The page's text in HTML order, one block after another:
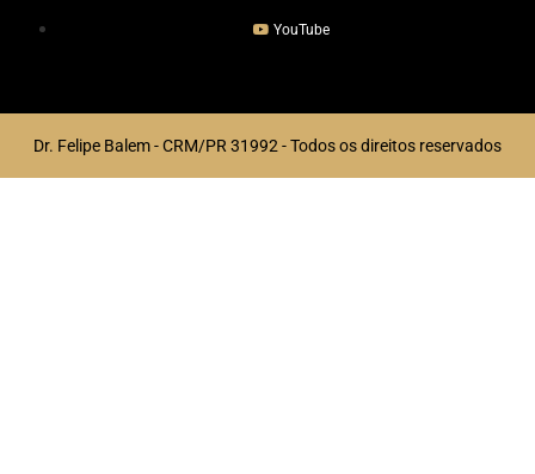
YouTube
Dr. Felipe Balem - CRM/PR 31992 - Todos os direitos reservados